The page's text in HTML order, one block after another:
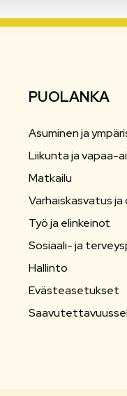
PUOLANKA
Asuminen ja
Liikunta ja vapaa-
Matkailu
Varhaiskasvatus
Työ ja elinkeinot
Sosiaali- ja
Hallinto
Evästeasetukset